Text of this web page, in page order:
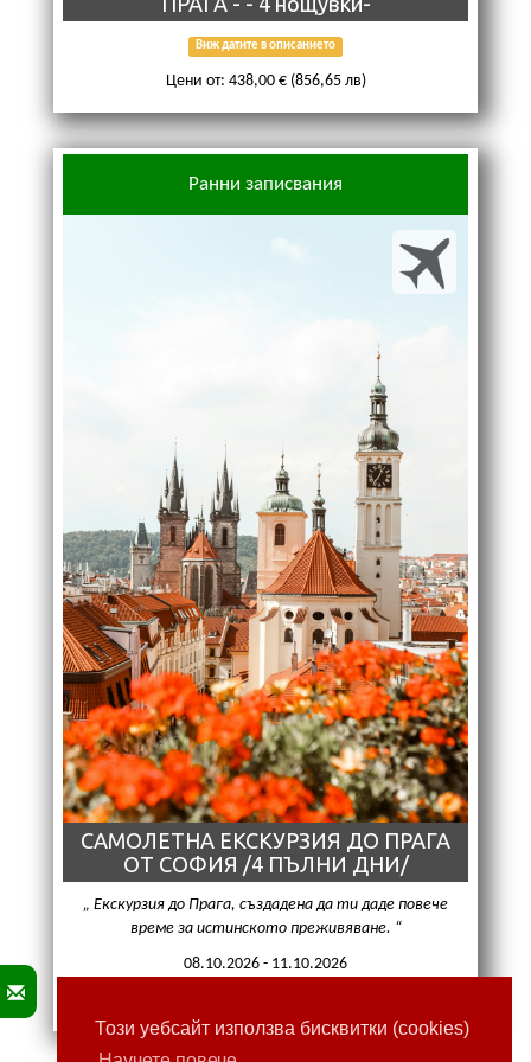
Този уебсайт използва бисквитки (cookies)
Виж датите в описанието
Цени от: 438,00 € (856,65 лв)
Ранни записвания
САМОЛЕТНА ЕКСКУРЗИЯ ДО ПРАГА
ОТ СОФИЯ /4 ПЪЛНИ ДНИ/
Екскурзия до Прага, създадена да ти даде повече
време за истинското преживяване.
08.10.2026 - 11.10.2026